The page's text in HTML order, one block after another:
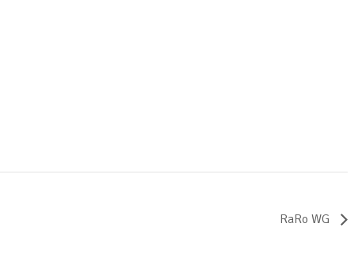
RaRo WG